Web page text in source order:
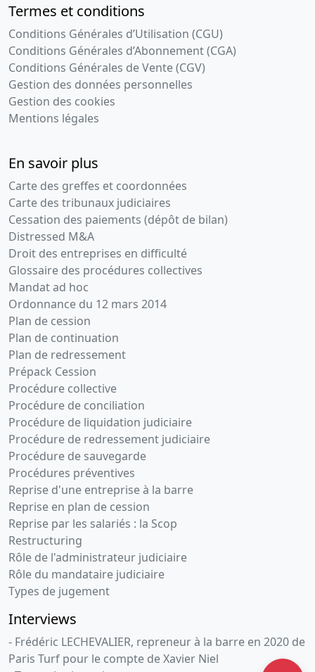
Termes et conditions
Conditions Générales d’Utilisation (CGU)
Conditions Générales d’Abonnement (CGA)
Conditions Générales de Vente (CGV)
Gestion des données personnelles
Gestion des cookies
Mentions légales
En savoir plus
Carte des greffes et coordonnées
Carte des tribunaux judiciaires
Cessation des paiements (dépôt de bilan)
Distressed M&A
Droit des entreprises en difficulté
Glossaire des procédures collectives
Mandat ad hoc
Ordonnance du 12 mars 2014
Plan de cession
Plan de continuation
Plan de redressement
Prépack Cession
Procédure collective
Procédure de conciliation
Procédure de liquidation judiciaire
Procédure de redressement judiciaire
Procédure de sauvegarde
Procédures préventives
Reprise d'une entreprise à la barre
Reprise en plan de cession
Reprise par les salariés : la Scop
Restructuring
Rôle de l'administrateur judiciaire
Rôle du mandataire judiciaire
Types de jugement
Interviews
- Frédéric LECHEVALIER, repreneur à la barre en 2020 de
Paris Turf pour le compte de Xavier Niel